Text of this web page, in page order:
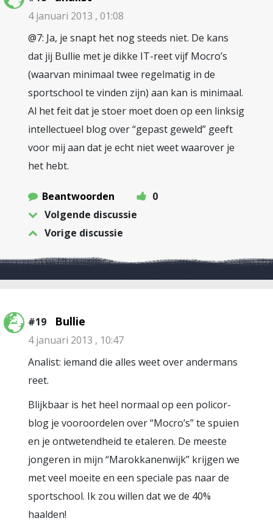
4 januari 2013 , 01:08
@7: Ja, je snapt het nog steeds niet. De kans
dat jij Bullie met je dikke IT-reet vijf Mocro’s
(waarvan minimaal twee regelmatig in de
sportschool te vinden zijn) aan kan is minimaal.
Al het feit dat je stoer moet doen op een linksig
intellectueel blog over “gepast geweld” geeft
voor mij aan dat je echt niet weet waarover je
het hebt.
Beantwoorden
0
Volgende discussie
Vorige discussie
#19 Bullie
4 januari 2013 , 10:47
Analist: iemand die alles weet over andermans
reet.
Blijkbaar is het heel normaal op een policor-
blog je vooroordelen over “Mocro’s” te spuien
en je ontwetendheid te etaleren. De meeste
jongeren in mijn “Marokkanenwijk” krijgen we
met veel moeite en een speciale pas naar de
sportschool. Ik zou willen dat we de 40%
haalden!